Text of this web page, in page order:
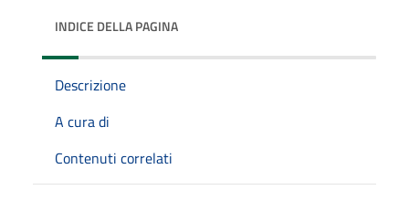
INDICE DELLA PAGINA
Descrizione
A cura di
Contenuti correlati